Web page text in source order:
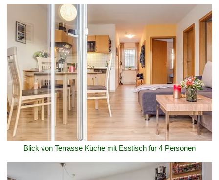
Blick von Terrasse Küche mit Esstisch für 4 Personen